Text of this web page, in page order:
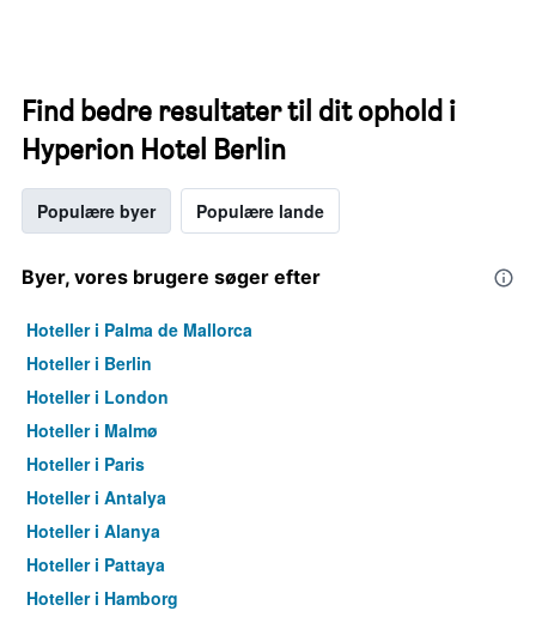
Find bedre resultater til dit ophold i
Hyperion Hotel Berlin
Populære byer Populære lande
Byer, vores brugere søger efter
Hoteller i Palma de Mallorca
Hoteller i Berlin
Hoteller i London
Hoteller i Malmø
Hoteller i Paris
Hoteller i Antalya
Hoteller i Alanya
Hoteller i Pattaya
Hoteller i Hamborg